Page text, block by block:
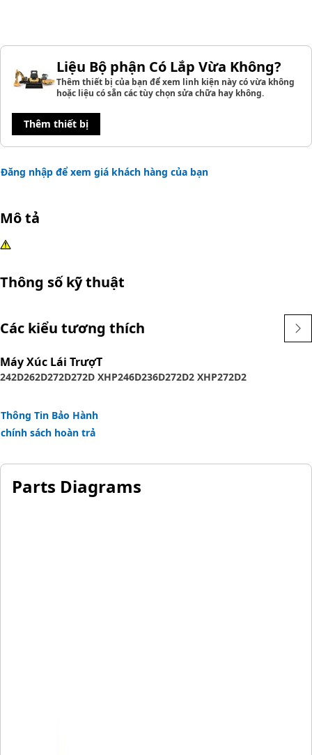
Liệu Bộ phận Có Lắp Vừa Không?
Thêm thiết bị của bạn để xem linh kiện này có vừa không
hoặc liệu có sẵn các tùy chọn sửa chữa hay không.
Thêm thiết bị
Đăng nhập để xem giá khách hàng của bạn
Mô tả
Thông số kỹ thuật
Các kiểu tương thích
Máy Xúc Lái TrượT
242D262D272D272D XHP246D236D272D2 XHP272D2
Thông Tin Bảo Hành
chính sách hoàn trả
Parts Diagrams